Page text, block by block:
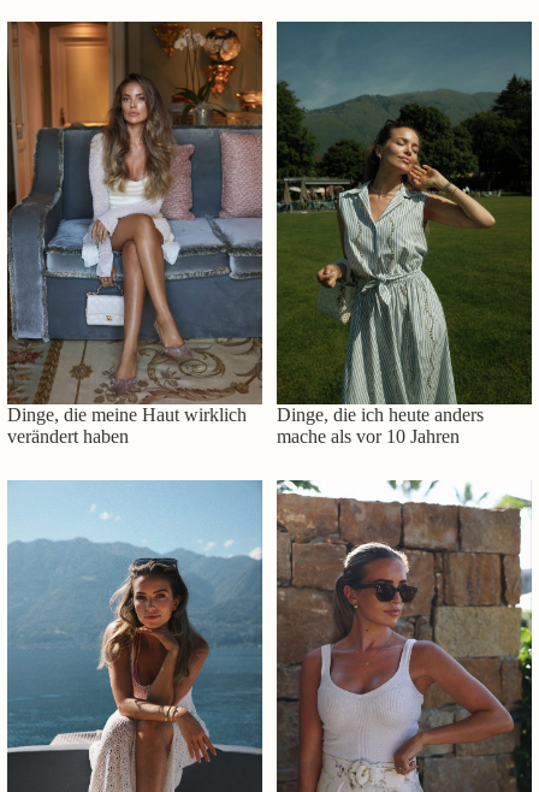
Dinge, die meine Haut wirklich
verändert haben
Dinge, die ich heute anders
mache als vor 10 Jahren